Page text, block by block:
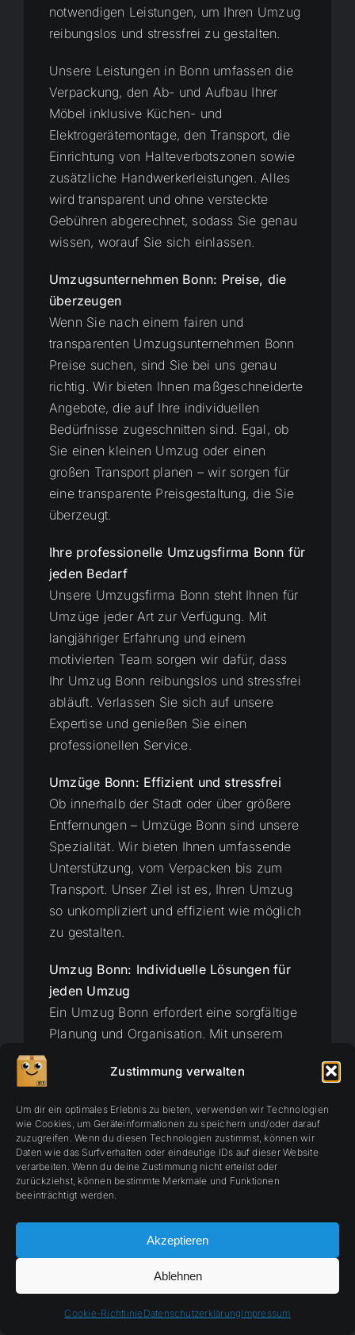
Zustimmung verwalten
Um dir ein optimales Erlebnis zu bieten, verwenden wir Technologien
wie Cookies, um Geräteinformationen zu speichern und/oder darauf
zuzugreifen. Wenn du diesen Technologien zustimmst, können wir
Daten wie das Surfverhalten oder eindeutige IDs auf dieser Website
verarbeiten. Wenn du deine Zustimmung nicht erteilst oder
zurückziehst, können bestimmte Merkmale und Funktionen
beeinträchtigt werden.
Akzeptieren
Ablehnen
Cookie-RichtlinieDatenschutzerklärungImpressum
notwendigen Leistungen, um Ihren Umzug
reibungslos und stressfrei zu gestalten.
Unsere Leistungen in Bonn umfassen die
Verpackung, den Ab- und Aufbau Ihrer
Möbel inklusive Küchen- und
Elektrogerätemontage, den Transport, die
Einrichtung von Halteverbotszonen sowie
zusätzliche Handwerkerleistungen. Alles
wird transparent und ohne versteckte
Gebühren abgerechnet, sodass Sie genau
wissen, worauf Sie sich einlassen.
Umzugsunternehmen Bonn: Preise, die
überzeugen
Wenn Sie nach einem fairen und
transparenten Umzugsunternehmen Bonn
Preise suchen, sind Sie bei uns genau
richtig. Wir bieten Ihnen maßgeschneiderte
Angebote, die auf Ihre individuellen
Bedürfnisse zugeschnitten sind. Egal, ob
Sie einen kleinen Umzug oder einen
großen Transport planen – wir sorgen für
eine transparente Preisgestaltung, die Sie
überzeugt.
Ihre professionelle Umzugsfirma Bonn für
jeden Bedarf
Unsere Umzugsfirma Bonn steht Ihnen für
Umzüge jeder Art zur Verfügung. Mit
langjähriger Erfahrung und einem
motivierten Team sorgen wir dafür, dass
Ihr Umzug Bonn reibungslos und stressfrei
abläuft. Verlassen Sie sich auf unsere
Expertise und genießen Sie einen
professionellen Service.
Umzüge Bonn: Effizient und stressfrei
Ob innerhalb der Stadt oder über größere
Entfernungen – Umzüge Bonn sind unsere
Spezialität. Wir bieten Ihnen umfassende
Unterstützung, vom Verpacken bis zum
Transport. Unser Ziel ist es, Ihren Umzug
so unkompliziert und effizient wie möglich
zu gestalten.
Umzug Bonn: Individuelle Lösungen für
jeden Umzug
Ein Umzug Bonn erfordert eine sorgfältige
Planung und Organisation. Mit unserem
maßgeschneiderten Lösungen stellen wir
verläuft. Wir bieten flexible
Umzugsservices, die genau auf Ihre
Anforderungen abgestimmt sind.
Umzugsunternehmen Bonn: Preise für
Ihren Umzug im Überblick
Die Preise für Umzüge Bonn hängen von
Umfang des Umzugs und den
gewünschten Zusatzleistungen. Als